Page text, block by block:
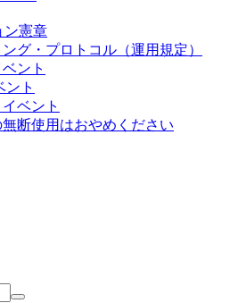
ン憲章
グ・プロトコル（運用規定）
ント
ント
ベント
断使用はおやめください